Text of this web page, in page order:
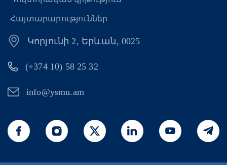
Հայտարարություններ
Կորյունի 2, Երևան, 0025
(+374 10) 58 25 32
info@ysmu.am